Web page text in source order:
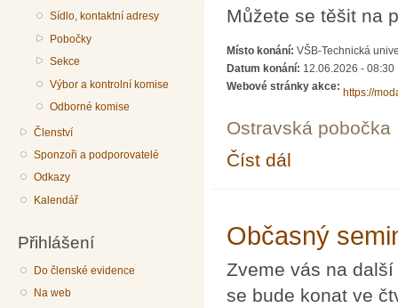
Sídlo, kontaktní adresy
Pobočky
Sekce
Výbor a kontrolní komise
Odborné komise
Členství
Sponzoři a podporovatelé
Odkazy
Kalendář
Přihlášení
Do členské evidence
Na web
Můžete se těšit na
Místo konání: VŠB-Technická
Datum konání: 12.06.2026 - 08:30
Webové stránky akce:
https://
Ostravská pobočka
Číst dál
Občasný
Zveme vás na
se bude konat ve